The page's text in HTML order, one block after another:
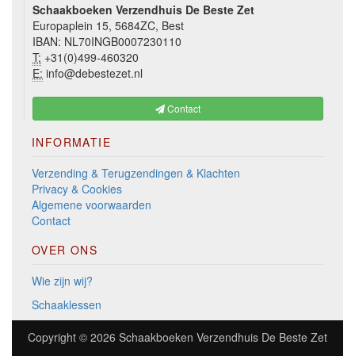
Schaakboeken Verzendhuis De Beste Zet
Europaplein 15, 5684ZC, Best
IBAN: NL70INGB0007230110
T: +31(0)499-460320
E: info@debestezet.nl
Contact
INFORMATIE
Verzending & Terugzendingen & Klachten
Privacy & Cookies
Algemene voorwaarden
Contact
OVER ONS
Wie zijn wij?
Schaaklessen
Copyright © 2026 Schaakboeken Verzendhuis De Beste Zet